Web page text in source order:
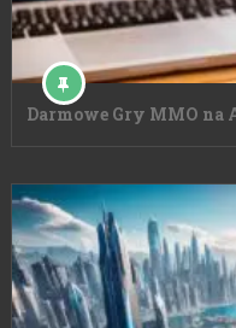
Darmowe Gry MMO na